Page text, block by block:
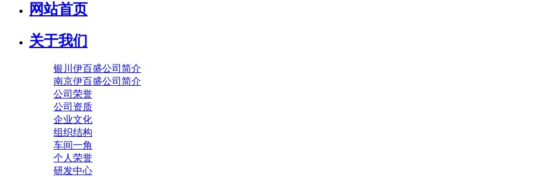
网站首页
关于我们
银川伊百盛公司简介
南京伊百盛公司简介
公司荣誉
公司资质
企业文化
组织结构
车间一角
个人荣誉
研发中心